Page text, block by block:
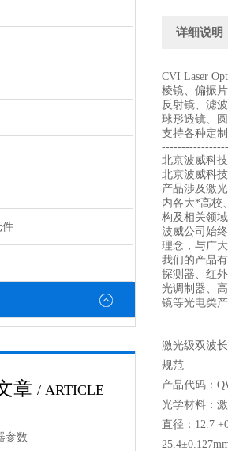
件
章 / ARTICLE
参数
详细说明
CVI Laser
棱镜、偏振
反射镜、滤
球形透镜、
支持各种定
北京波威科
北京波威科
产品涉及激
内各大*高校
构及相关领
波威公司始
理念，与广
我们的产品
探测器、红
光调制器、
镜等光电类产
激光级双波
规范
产品代码：
光学材料：
直径：12.7